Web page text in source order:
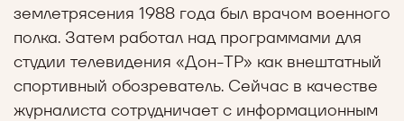
землетрясения 1988 года был врачом военного
полка. Затем работал над программами для
студии телевидения «Дон-ТР» как внештатный
спортивный обозреватель. Сейчас в качестве
журналиста сотрудничает с информационным